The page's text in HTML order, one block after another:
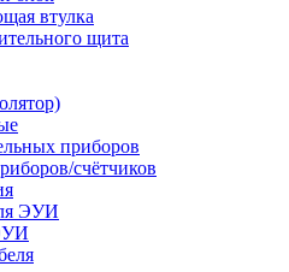
втулка
щита
приборов
счётчиков
ЭУИ